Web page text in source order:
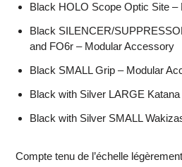
Black HOLO Scope Optic Site
Black SILENCER/
and FO6r – Modular Accessory
Black SMALL Grip – Modular
Black with Silver LARGE
Black with Silver SMALL
Compte tenu de l’échelle